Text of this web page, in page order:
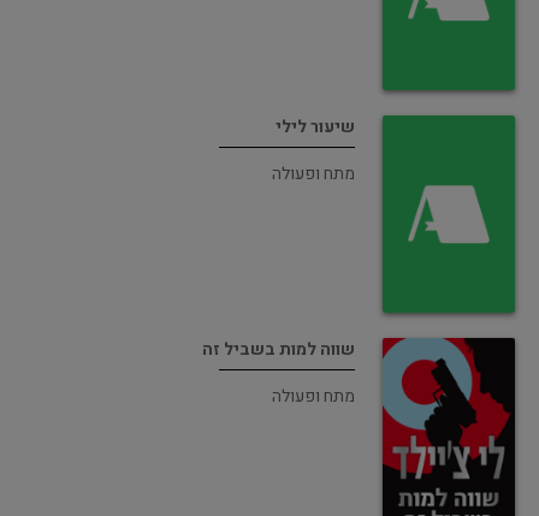
שיעור לילי
מתח ופעולה
שווה למות בשביל זה
מתח ופעולה